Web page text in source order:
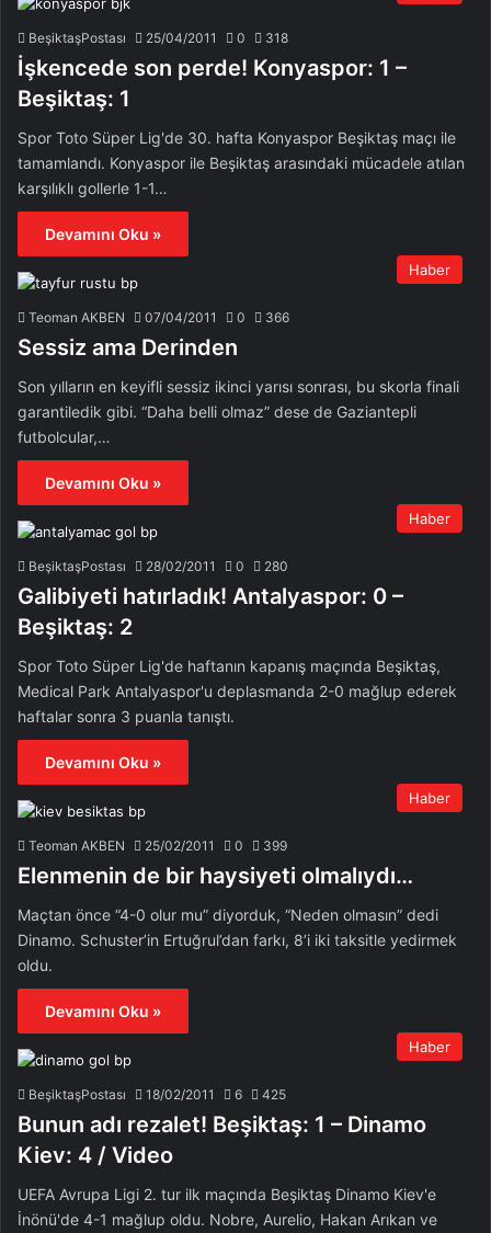
BeşiktaşPostası 25/04/2011 0 318
İşkencede son perde! Konyaspor: 1 –
Beşiktaş: 1
Spor Toto Süper Lig'de 30. hafta Konyaspor Beşiktaş maçı ile
tamamlandı. Konyaspor ile Beşiktaş arasındaki mücadele atılan
karşılıklı gollerle 1-1…
Devamını Oku »
Haber
Teoman AKBEN 07/04/2011 0 366
Sessiz ama Derinden
Son yılların en keyifli sessiz ikinci yarısı sonrası, bu skorla finali
garantiledik gibi. “Daha belli olmaz” dese de Gaziantepli
futbolcular,…
Devamını Oku »
Haber
BeşiktaşPostası 28/02/2011 0 280
Galibiyeti hatırladık! Antalyaspor: 0 –
Beşiktaş: 2
Spor Toto Süper Lig'de haftanın kapanış maçında Beşiktaş,
Medical Park Antalyaspor'u deplasmanda 2-0 mağlup ederek
haftalar sonra 3 puanla tanıştı.
Devamını Oku »
Haber
Teoman AKBEN 25/02/2011 0 399
Elenmenin de bir haysiyeti olmalıydı…
Maçtan önce “4-0 olur mu” diyorduk, “Neden olmasın” dedi
Dinamo. Schuster’in Ertuğrul’dan farkı, 8’i iki taksitle yedirmek
oldu.
Devamını Oku »
Haber
BeşiktaşPostası 18/02/2011 6 425
Bunun adı rezalet! Beşiktaş: 1 – Dinamo
Kiev: 4 / Video
UEFA Avrupa Ligi 2. tur ilk maçında Beşiktaş Dinamo Kiev'e
İnönü'de 4-1 mağlup oldu. Nobre, Aurelio, Hakan Arıkan ve